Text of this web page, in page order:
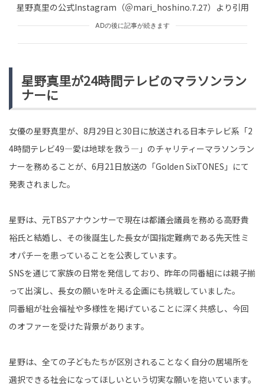
「再雇用なんて早々甘くない世界」「みんなの声が球団
人・阿部前監督の復...
星野真里の公式Instagram（＠mari_hoshino.7.27）より引用
ADの後に記事が続きます
星野真里が24時間テレビのマラソンラン
ナーに
女優の星野真里が、8月29日と30日に放送される日本テレビ系「2
4時間テレビ49―愛は地球を救う―」のチャリティーマラソンラン
ナーを務めることが、6月21日放送の「Golden SixTONES」にて
発表されました。
星野は、元TBSアナウンサーで現在は都議会議員を務める高野貴
裕氏と結婚し、その後誕生した長女が国指定難病である先天性ミ
オパチーを患っていることを公表しています。
SNSを通じて家族の日常を発信しており、昨年の同番組には親子揃
って出演し、長女の願いを叶える企画にも挑戦していました。
同番組が社会福祉や多様性を掲げていることに深く共感し、今回
のオファーを受けた背景があります。
星野は、全ての子どもたちが区別されることなく自分の居場所を
選択できる社会になってほしいという切実な願いを抱いています。